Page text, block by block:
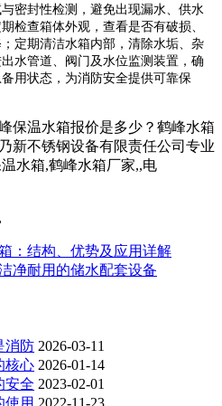
密封性检测，避免出现漏水、供水
检查箱体外观，查看是否有破损、
定期清洁水箱内部，清除水垢、杂
水管道、阀门及水位监测装置，确
用状态，为消防安全提供可靠保
保温水箱报价是多少？鹤峰水箱
新不锈钢设备有限责任公司专业
水箱,鹤峰水箱厂家,,电
,
：结构、优势及应用详解
净耐用的储水配套设备
消防 2026-03-11
核心 2026-01-14
安全 2023-02-01